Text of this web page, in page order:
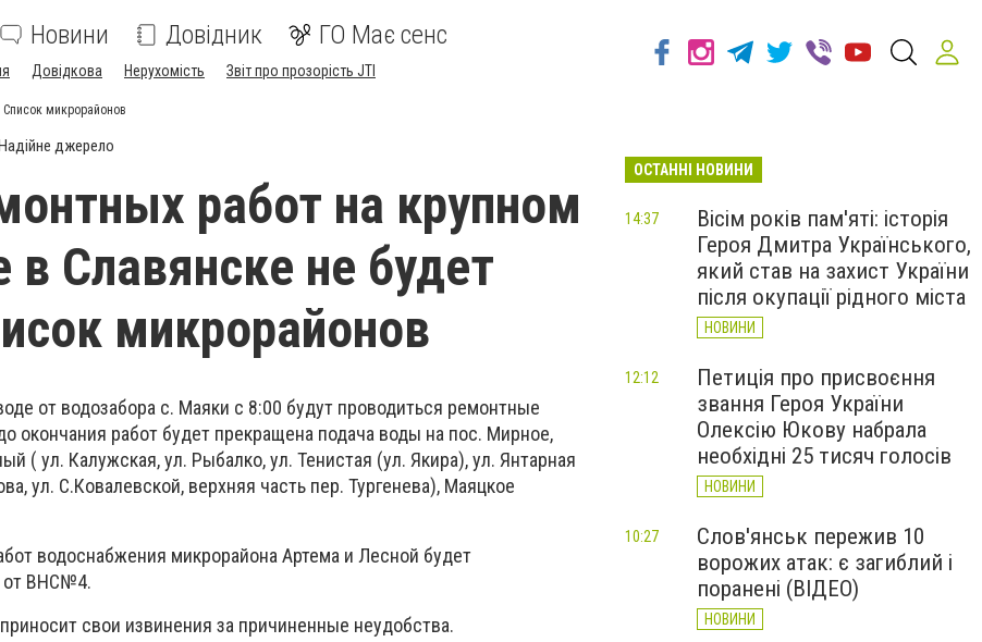
Новини Довідник ГО Має сенс
Довідкова Нерухомість Звіт про прозорість JTI
микрорайонов
джерело
работ на крупном
в Славянске не будет
микрорайонов
от водозабора с. Маяки с 8:00 будут проводиться ремонтные
окончания работ будет прекращена подача воды на пос. Мирное,
( ул. Калужская, ул. Рыбалко, ул. Тенистая (ул. Якира), ул. Янтарная
ул. С.Ковалевской, верхняя часть пер. Тургенева), Маяцкое
водоснабжения микрорайона Артема и Лесной будет
от ВНС№4.
свои извинения за причиненные неудобства.
ОСТАННІ НОВИНИ
Вісім років пам'яті: історія
Героя Дмитра Українського,
який став на захист України
після окупації рідного міста
НОВИНИ
14:37
Петиція про присвоєння
звання Героя України
Олексію Юкову набрала
необхідні 25 тисяч голосів
НОВИНИ
12:12
Слов'янськ пережив 10
ворожих атак: є загиблий і
поранені (ВІДЕО)
НОВИНИ
10:27